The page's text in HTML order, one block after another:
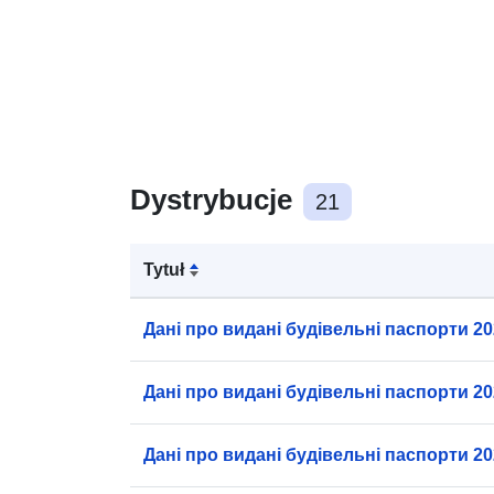
Dystrybucje 21
Tytuł
Дані про видані будівельні паспорти
Дані про видані будівельні паспорти
Дані про видані будівельні паспорти